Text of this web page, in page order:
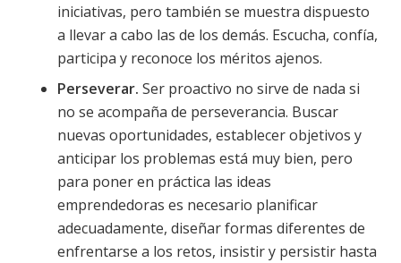
iniciativas, pero también se muestra dispuesto
a llevar a cabo las de los demás. Escucha, confía,
participa y reconoce los méritos ajenos.
Perseverar. Ser proactivo no sirve de nada si
no se acompaña de perseverancia. Buscar
nuevas oportunidades, establecer objetivos y
anticipar los problemas está muy bien, pero
para poner en práctica las ideas
emprendedoras es necesario planificar
adecuadamente, diseñar formas diferentes de
enfrentarse a los retos, insistir y persistir hasta